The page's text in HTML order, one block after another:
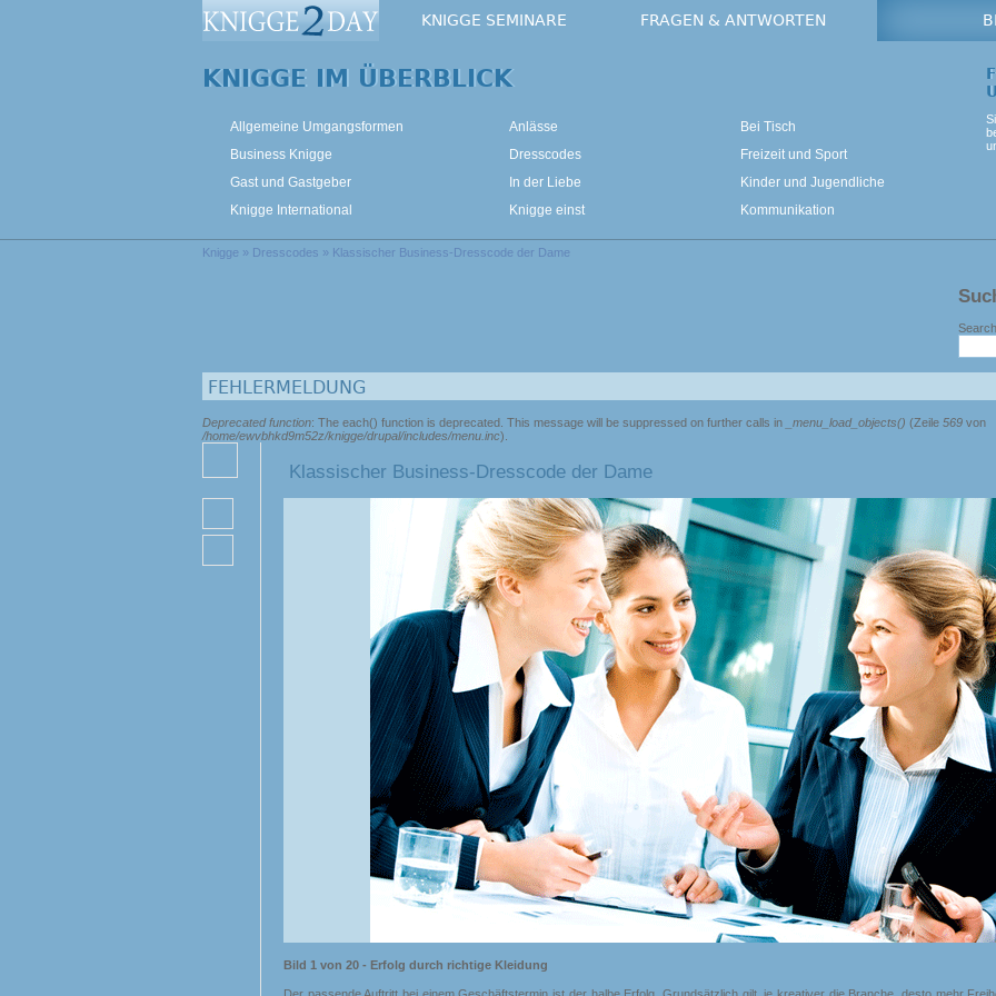
KNIGGE SEMINARE FRAGEN & ANTWORTEN
KNIGGE IM ÜBERBLICK
Allgemeine Umgangsformen Anlässe
Bei Tisch
Business Knigge
Dresscodes
Freizeit und Sport
Gast und Gastgeber
In der Liebe
Kinder und Jugendliche
Knigge International
Knigge einst Kommunikation
Knigge » Dresscodes » Klassischer Business-Dresscode der Dame
FEHLERMELDUNG
Deprecated function: The each() function is deprecated. This message will be suppressed on further calls in _menu_load_objects() (Zeile 569 von
/home/ewvbhkd9m52z/knigge/drupal/includes/menu.inc).
Klassischer Business-Dresscode der Dame
Bild 1 von 20 - Erfolg durch richtige Kleidung